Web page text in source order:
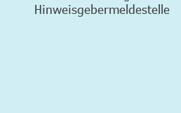
Hinweisgebermeldestelle